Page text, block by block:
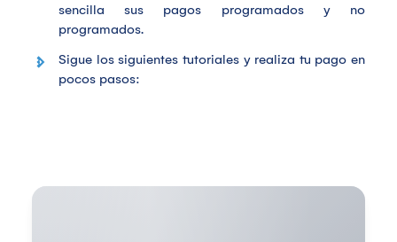
sencilla sus pagos programados y no
programados.
Sigue los siguientes tutoriales y realiza tu pago en
pocos pasos: